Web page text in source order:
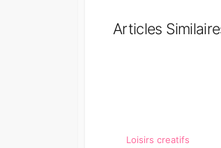
Articles
Loisirs creatifs